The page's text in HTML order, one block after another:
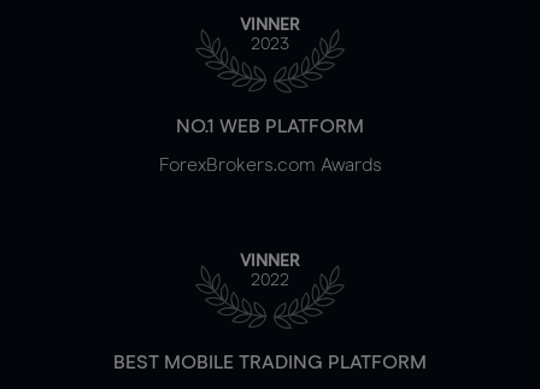
VINNER
2023
NO.1 WEB PLATFORM
ForexBrokers.com Awards
VINNER
2022
BEST MOBILE TRADING PLATFORM